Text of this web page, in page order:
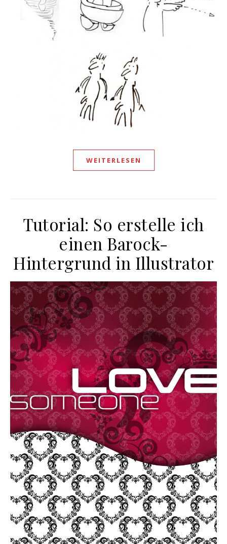
WEITERLESEN
Tutorial: So erstelle ich
einen Barock-
Hintergrund in Illustrator